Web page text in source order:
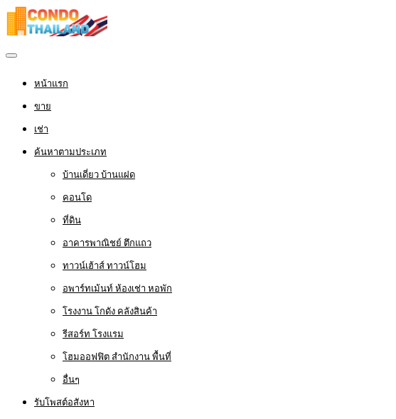
หน้าแรก
ขาย
เช่า
ค้นหาตามประเภท
บ้านเดี่ยว บ้านแฝด
คอนโด
ที่ดิน
อาคารพาณิชย์ ตึกแถว
ทาวน์เฮ้าส์ ทาวน์โฮม
อพาร์ทเม้นท์ ห้องเช่า หอพัก
โรงงาน โกดัง คลังสินค้า
รีสอร์ท โรงแรม
โฮมออฟฟิต สำนักงาน พื้นที่
อื่นๆ
รับโพสต์อสังหา